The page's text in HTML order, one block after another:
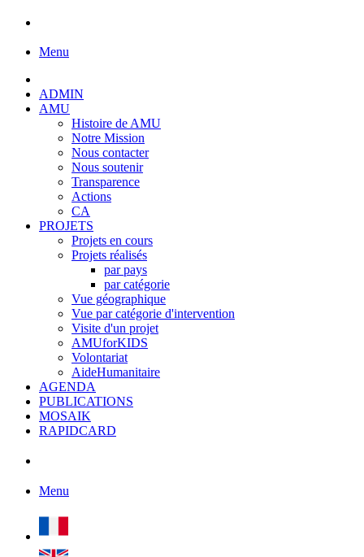
Menu
ADMIN
AMU
Histoire de AMU
Notre Mission
Nous contacter
Nous soutenir
Transparence
Actions
CA
PROJETS
Projets en cours
Projets réalisés
par pays
par catégorie
Vue géographique
Vue par catégorie d'intervention
Visite d'un projet
AMUforKIDS
Volontariat
AideHumanitaire
AGENDA
PUBLICATIONS
MOSAIK
RAPIDCARD
Menu